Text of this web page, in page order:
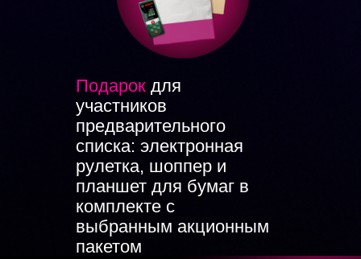
Подарок для
участников
предварительного
списка: электронная
рулетка, шоппер и
планшет для бумаг в
комплекте с
выбранным акционным
пакетом